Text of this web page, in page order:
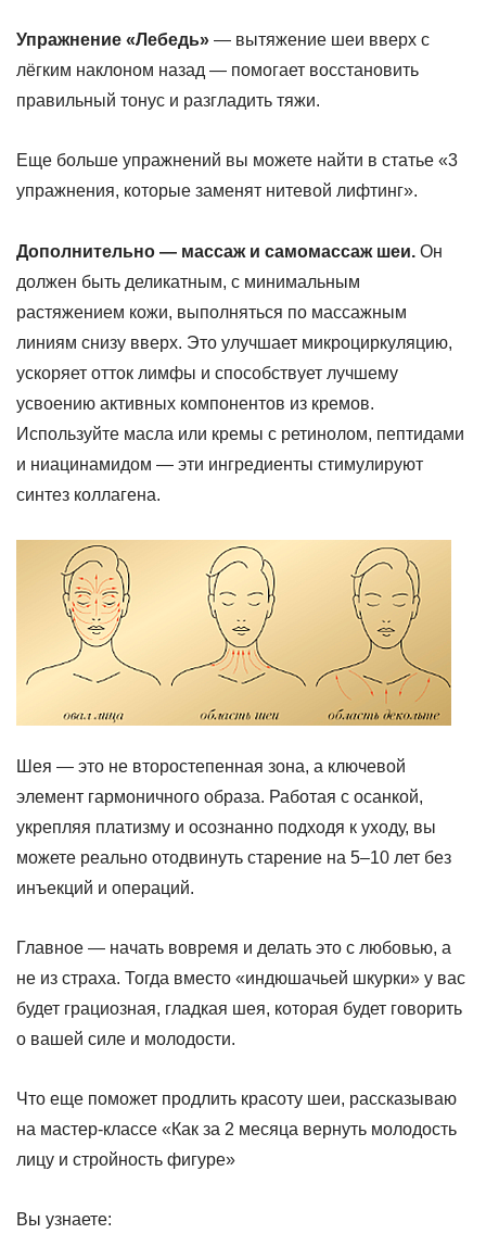
Упражнение «Лебедь» — вытяжение шеи вверх с
лёгким наклоном назад — помогает восстановить
правильный тонус и разгладить тяжи.
Еще больше упражнений вы можете найти в статье «3
упражнения, которые заменят нитевой лифтинг».
Дополнительно — массаж и самомассаж шеи. Он
должен быть деликатным, с минимальным
растяжением кожи, выполняться по массажным
линиям снизу вверх. Это улучшает микроциркуляцию,
ускоряет отток лимфы и способствует лучшему
усвоению активных компонентов из кремов.
Используйте масла или кремы с ретинолом, пептидами
и ниацинамидом — эти ингредиенты стимулируют
синтез коллагена.
Шея — это не второстепенная зона, а ключевой
элемент гармоничного образа. Работая с осанкой,
укрепляя платизму и осознанно подходя к уходу, вы
можете реально отодвинуть старение на 5–10 лет без
инъекций и операций.
Главное — начать вовремя и делать это с любовью, а
не из страха. Тогда вместо «индюшачьей шкурки» у вас
будет грациозная, гладкая шея, которая будет говорить
о вашей силе и молодости.
Что еще поможет продлить красоту шеи, рассказываю
на мастер-классе «Как за 2 месяца вернуть молодость
лицу и стройность фигуре»
Вы узнаете: